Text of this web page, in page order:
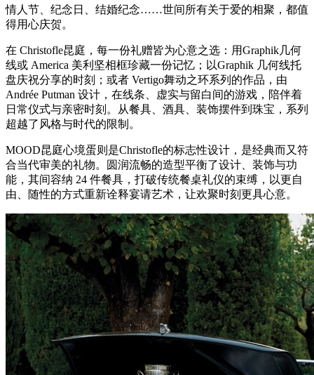
情人节、纪念日、结婚纪念……世间所有关于爱的相聚，都值
得用心庆贺。
在 Christofle昆庭，每一份礼赠皆为心意之选：用Graphik几何
线或 America 美利坚相框珍藏一份记忆；以Graphik 几何线托
盘庆祝分享的时刻；或者 Vertigo舞动之环系列的作品，由
Andrée Putman 设计，在线条、虚实与留白间的游戏，陪伴着
日常仪式与亲密时刻。从餐具、酒具、装饰摆件到珠宝，系列
超越了风格与时代的限制。
MOOD昆庭心境蛋则是Christofle的标志性设计，是经典而又符
合当代审美的礼物。圆润流畅的造型平衡了设计、装饰与功
能，其间容纳 24 件餐具，打破传统餐桌礼仪的束缚，以更自
由、随性的方式重新诠释宴请艺术，让欢聚时刻更具心意。